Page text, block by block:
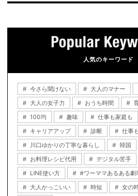
人気のキーワード
今さら聞けない 大人のマナー
大人の女子力
おうち時間
100均
趣味 仕事も家庭も
キャリアアップ
診断
仕事
川口ゆかりの丁寧な暮らし
韓国
お料理レシピ代用
デジタル苦手
LINE使い方
#ワーママあるある劇
大人かっこいい
時短 女の